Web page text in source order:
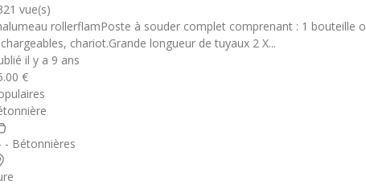
vue(s)
rollerflamPoste à souder complet comprenant : 1 bouteille
chariot.Grande longueur de tuyaux 2 X...
il y a 9 ans
€
- Bétonnières